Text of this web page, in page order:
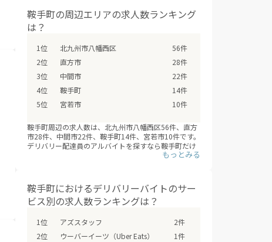
が開始するよりも先に、始まっていることも多いた
め、興味のあるエリアの配達員募集の登録情報を小ま
めにチェックするオススメします。
鞍手町の周辺エリアの求人数ランキング
は？
北九州市八幡西区
56件
直方市
28件
中間市
22件
鞍手町
14件
宮若市
10件
鞍手町周辺の求人数は、北九州市八幡西区56件、直方
市28件、中間市22件、鞍手町14件、宮若市10件です。
デリバリー配達員のアルバイトを探すなら鞍手町だけ
でなく、周辺エリアの北九州市八幡西区・直方市・中
NAVI調べ /2026年08月）
鞍手町におけるデリバリーバイトのサー
ビス別の求人数ランキングは？
アズスタッフ
2件
ウーバーイーツ（Uber Eats）
1件